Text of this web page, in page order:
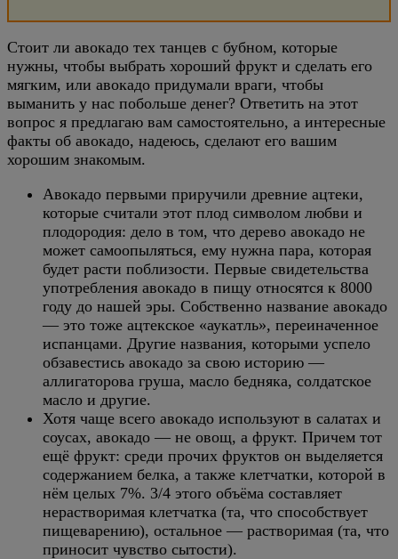
Стоит ли авокадо тех танцев с бубном, которые
нужны, чтобы выбрать хороший фрукт и сделать его
мягким, или авокадо придумали враги, чтобы
выманить у нас побольше денег? Ответить на этот
вопрос я предлагаю вам самостоятельно, а интересные
факты об авокадо, надеюсь, сделают его вашим
хорошим знакомым.
Авокадо первыми приручили древние ацтеки,
которые считали этот плод символом любви и
плодородия: дело в том, что дерево авокадо не
может самоопыляться, ему нужна пара, которая
будет расти поблизости. Первые свидетельства
употребления авокадо в пищу относятся к 8000
году до нашей эры. Собственно название авокадо
— это тоже ацтекское «аукатль», переиначенное
испанцами. Другие названия, которыми успело
обзавестись авокадо за свою историю —
аллигаторова груша, масло бедняка, солдатское
масло и другие.
Хотя чаще всего авокадо используют в салатах и
соусах, авокадо — не овощ, а фрукт. Причем тот
ещё фрукт: среди прочих фруктов он выделяется
содержанием белка, а также клетчатки, которой в
нём целых 7%. 3/4 этого объёма составляет
нерастворимая клетчатка (та, что способствует
пищеварению), остальное — растворимая (та, что
приносит чувство сытости).